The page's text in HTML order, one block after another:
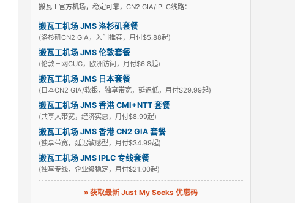
搬瓦工官方机场，稳定可靠，CN2 GIA/IPLC线路：
搬瓦工机场 JMS 洛杉矶套餐
(洛杉矶CN2 GIA，入门推荐，月付$5.88起)
搬瓦工机场 JMS 伦敦套餐
(伦敦三网CUG，欧洲访问，月付$6.8起)
搬瓦工机场 JMS 日本套餐
(日本CN2 GIA/软银，独享带宽，延迟低，月付$29.99起)
搬瓦工机场 JMS 香港 CMI+NTT 套餐
(共享大带宽，经济实惠，月付$8.99起)
搬瓦工机场 JMS 香港 CN2 GIA 套餐
(独享带宽，延迟敏感型，月付$34.99起)
搬瓦工机场 JMS IPLC 专线套餐
(独享专线，企业级稳定，月付$21.00起)
» 获取最新 Just My Socks 优惠码